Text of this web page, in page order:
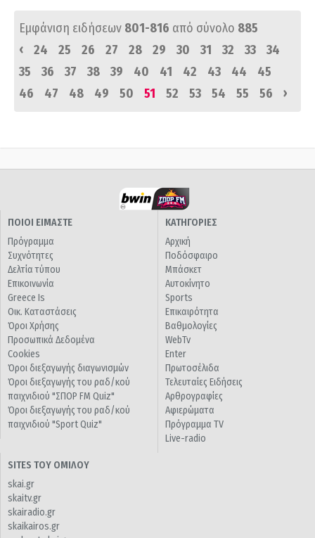
Εμφάνιση ειδήσεων 801-816 από σύνολο 885
‹
24 25 26 27 28 29 30 31 32 33
34
35
36 37 38 39 40 41 42 43 44
45
46
47 48 49 50 51 52 53 54 55 56 ›
ΠΟΙΟΙ ΕΙΜΑΣΤΕ
Πρόγραμμα
Συχνότητες
Δελτία τύπου
Επικοινωνία
Greece Is
Οικ. Καταστάσεις
Όροι Χρήσης
Προσωπικά Δεδομένα
Cookies
Όροι διεξαγωγής διαγωνισμών
Όροι διεξαγωγής του ραδ/κού
παιχνιδιού "ΣΠΟΡ FM Quiz"
Όροι διεξαγωγής του ραδ/κού
παιχνιδιού "Sport Quiz"
ΚΑΤΗΓΟΡΙΕΣ
Αρχική
Ποδόσφαιρο
Μπάσκετ
Αυτοκίνητο
Sports
Επικαιρότητα
Βαθμολογίες
WebTv
Enter
Πρωτοσέλιδα
Τελευταίες Ειδήσεις
Αρθρογραφίες
Αφιερώματα
Πρόγραμμα TV
Live-radio
SITES ΤΟΥ ΟΜΙΛΟΥ
skai.gr
skaitv.gr
skairadio.gr
skaikairos.gr